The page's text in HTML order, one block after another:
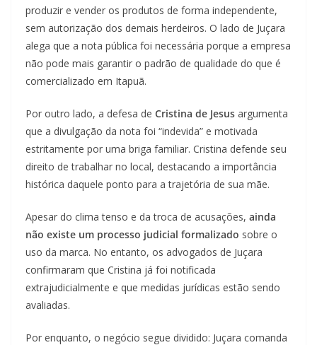
produzir e vender os produtos de forma independente,
sem autorização dos demais herdeiros. O lado de Juçara
alega que a nota pública foi necessária porque a empresa
não pode mais garantir o padrão de qualidade do que é
comercializado em Itapuã.
Por outro lado, a defesa de Cristina de Jesus argumenta
que a divulgação da nota foi “indevida” e motivada
estritamente por uma briga familiar. Cristina defende seu
direito de trabalhar no local, destacando a importância
histórica daquele ponto para a trajetória de sua mãe.
Apesar do clima tenso e da troca de acusações, ainda
não existe um processo judicial formalizado sobre o
uso da marca. No entanto, os advogados de Juçara
confirmaram que Cristina já foi notificada
extrajudicialmente e que medidas jurídicas estão sendo
avaliadas.
Por enquanto, o negócio segue dividido: Juçara comanda